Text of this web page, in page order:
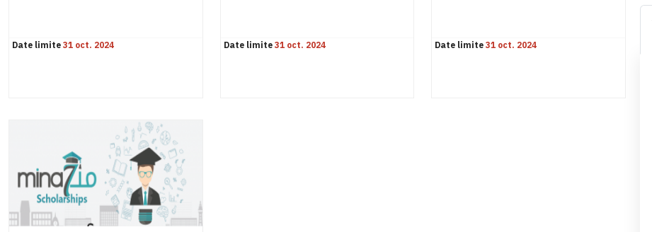
Date limite31 oct. 2024 Date limite31 oct. 2024 Date limite31 oct. 2024